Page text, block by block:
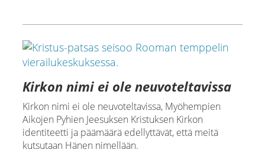
Kirkon nimi ei ole neuvoteltavissa
Kirkon nimi ei ole neuvoteltavissa, Myöhempien
Aikojen Pyhien Jeesuksen Kristuksen Kirkon
identiteetti ja päämäärä edellyttävät, että meitä
kutsutaan Hänen nimellään.